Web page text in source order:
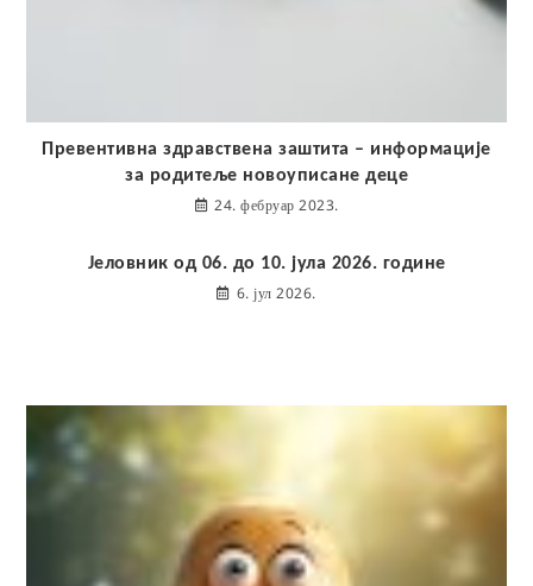
Превентивна здравствена заштита – информације
за родитеље новоуписане деце
24. фебруар 2023.
Јеловник од 06. до 10. јула 2026. године
6. јул 2026.